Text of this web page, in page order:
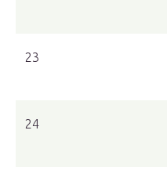
23
24